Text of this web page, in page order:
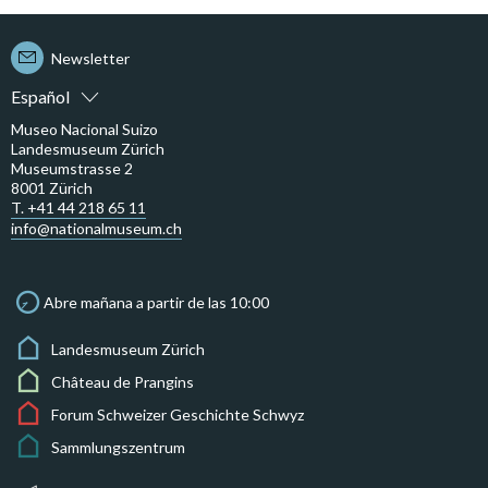
Español
Newsletter
Museo Nacional Suizo
Landesmuseum Zürich
Museumstrasse 2
8001 Zürich
T. +41 44 218 65 11
info@nationalmuseum.ch
Abre mañana a partir de las 10:00
Landesmuseum Zürich
Château de Prangins
Forum Schweizer Geschichte Schwyz
Sammlungszentrum